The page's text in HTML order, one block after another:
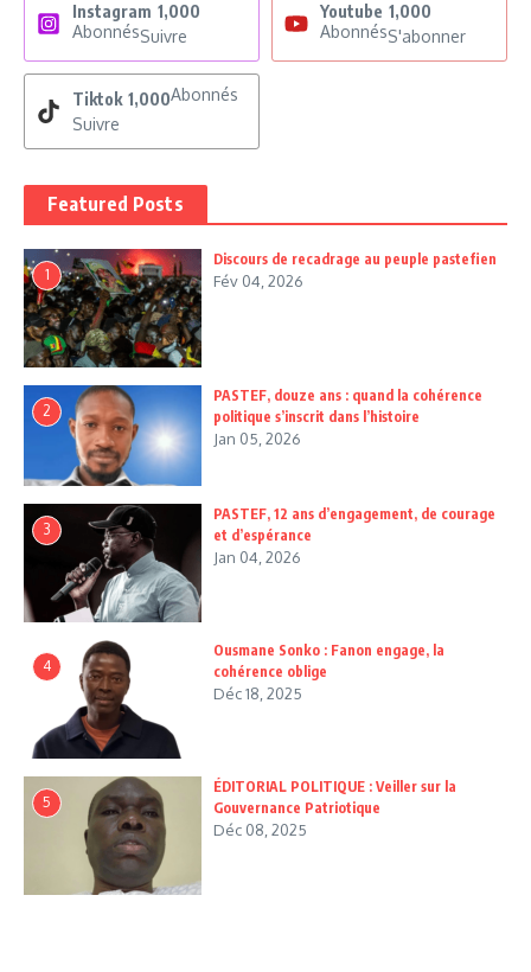
Instagram 1,000
AbonnésSuivre
Youtube 1,000
AbonnésS'abonner
Tiktok 1,000Abonnés
Suivre
Featured Posts
1
Discours de recadrage au peuple pastefien
Fév 04, 2026
2
PASTEF, douze ans : quand la cohérence
politique s’inscrit dans l’histoire
Jan 05, 2026
3
PASTEF, 12 ans d’engagement, de courage
et d’espérance
Jan 04, 2026
4
Ousmane Sonko : Fanon engage, la
cohérence oblige
Déc 18, 2025
5
ÉDITORIAL POLITIQUE : Veiller sur la
Gouvernance Patriotique
Déc 08, 2025